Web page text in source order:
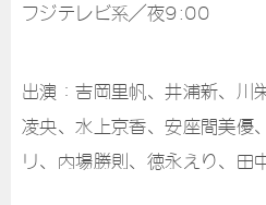
フジテレビ系／夜9:00
出演：吉岡里帆、井浦新、川
凌央、水上京香、安座間美優
リ、内場勝則、徳永えり、田